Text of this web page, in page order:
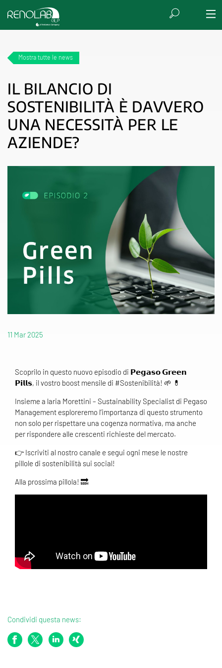
Mostra tutte le news
IL BILANCIO DI
SOSTENIBILITÀ È DAVVERO
UNA NECESSITÀ PER LE
AZIENDE?
11 Mar 2025
Scoprilo in questo nuovo episodio di 𝗣𝗲𝗴𝗮𝘀𝗼 𝗚𝗿𝗲𝗲𝗻
𝗣𝗶𝗹𝗹𝘀, il vostro boost mensile di #Sostenibilità! 🌱 💊
Insieme a laria Morettini – Sustainability Specialist di Pegaso
Management esploreremo l’importanza di questo strumento
non solo per rispettare una cogenza normativa, ma anche
per rispondere alle crescenti richieste del mercato.
👉 Iscriviti al nostro canale e segui ogni mese le nostre
pillole di sostenibilità sui social!
Alla prossima pillola! 🔜
Condividi questa news: